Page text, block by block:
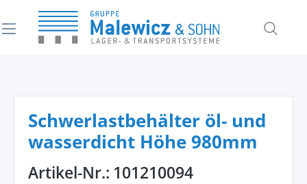
springen
Schwerlastbehälter öl- und
wasserdicht Höhe 980mm
Artikel-Nr.: 101210094